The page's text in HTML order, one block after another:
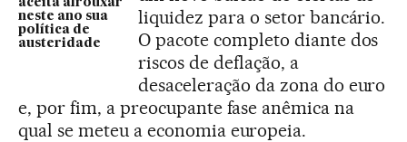
aceita afrouxar
neste ano sua
política de
austeridade
liquidez para o setor bancário.
O pacote completo diante dos
riscos de deflação, a
desaceleração da zona do euro
e, por fim, a preocupante fase anêmica na
qual se meteu a economia europeia.